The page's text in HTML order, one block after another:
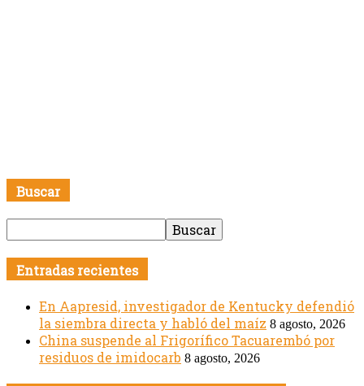
Buscar
Entradas recientes
En Aapresid, investigador de Kentucky defendió
la siembra directa y habló del maíz 8 agosto, 2026
China suspende al Frigorífico Tacuarembó por
residuos de imidocarb 8 agosto, 2026